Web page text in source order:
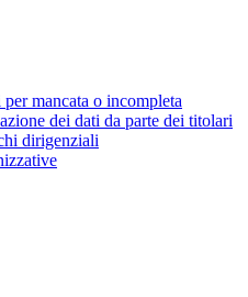
per mancata o incompleta
dei dati da parte dei titolari
dirigenziali